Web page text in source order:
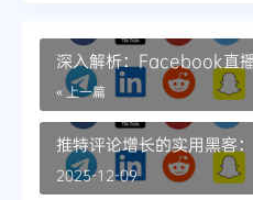
深入解析：Facebook直
践
« 上一篇
推特评论增长的实用黑客
2025-12-09